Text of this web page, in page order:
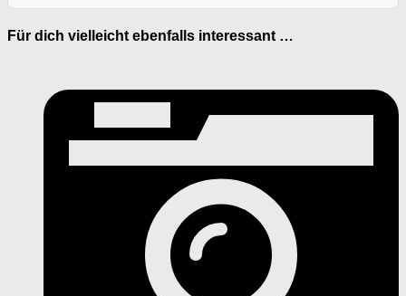
Für dich vielleicht ebenfalls interessant …